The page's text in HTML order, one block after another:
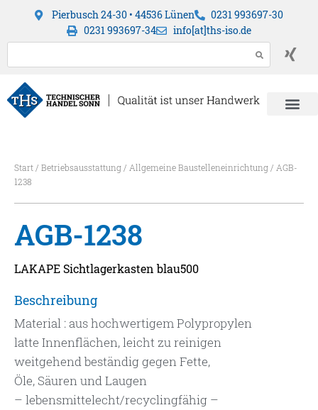
Pierbusch 24-30 • 44536 Lünen
0231 993697-30
0231 993697-34
info[at]ths-iso.de
Start/ Betriebsausstattung/ Allgemeine Baustelleneinrichtung/ AGB-
1238
AGB-1238
LAKAPE Sichtlagerkasten blau500
Beschreibung
Material : aus hochwertigem Polypropylen
latte Innenflächen, leicht zu reinigen
weitgehend beständig gegen Fette,
Öle, Säuren und Laugen
– lebensmittelecht/recyclingfähig –